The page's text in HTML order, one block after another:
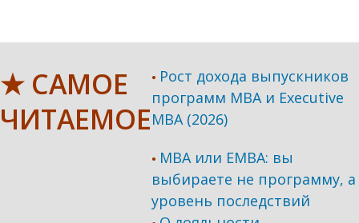
★ САМОЕ
ЧИТАЕМОЕ
• Рост дохода выпускников
программ МВА и Executive
MBA (2026)
• MBA или EMBA: вы
выбираете не программу, а
уровень последствий